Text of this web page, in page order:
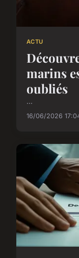
ACTU
marins
oubliés
...
16/06/2026